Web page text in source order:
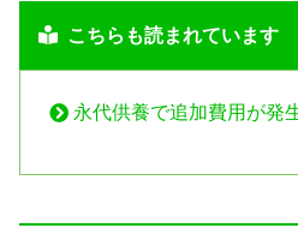
こちらも読まれています
永代供養で追加費用が発